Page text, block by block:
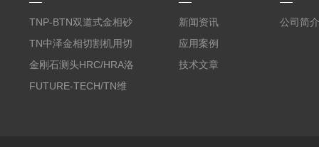
TNP-BTN双道式金相砂
带机/金相研磨机
TN中泽金相切割机用切
削油/金相冷却液
金刚石测头HRC/HRA洛
氏硬度计专用
FUTURE-TECH/TN维
新闻资讯
应用案例
技术文章
公司简介